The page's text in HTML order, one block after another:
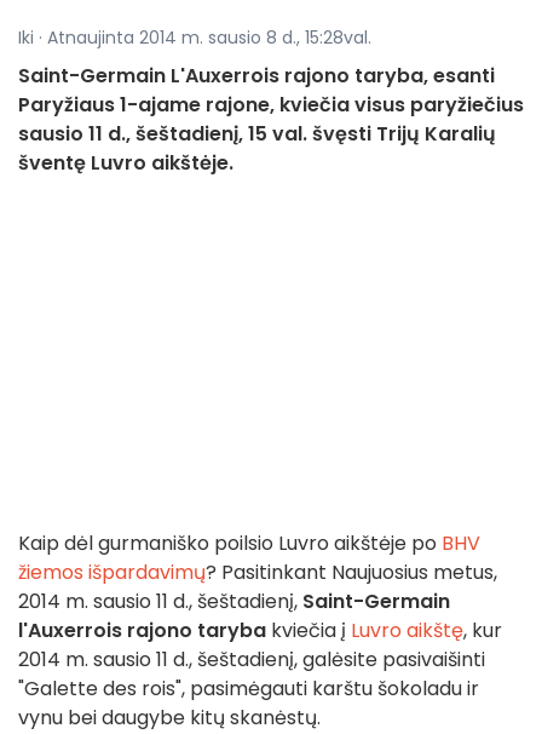
Iki · Atnaujinta 2014 m. sausio 8 d., 15:28val.
Saint-Germain L'Auxerrois rajono taryba, esanti
Paryžiaus 1-ajame rajone, kviečia visus paryžiečius
sausio 11 d., šeštadienį, 15 val. švęsti Trijų Karalių
šventę Luvro aikštėje.
Kaip dėl gurmaniško poilsio Luvro aikštėje po BHV
žiemos išpardavimų? Pasitinkant Naujuosius metus,
2014 m. sausio 11 d., šeštadienį, Saint-Germain
l'Auxerrois rajono taryba kviečia į Luvro aikštę, kur
2014 m. sausio 11 d., šeštadienį, galėsite pasivaišinti
"Galette des rois", pasimėgauti karštu šokoladu ir
vynu bei daugybe kitų skanėstų.